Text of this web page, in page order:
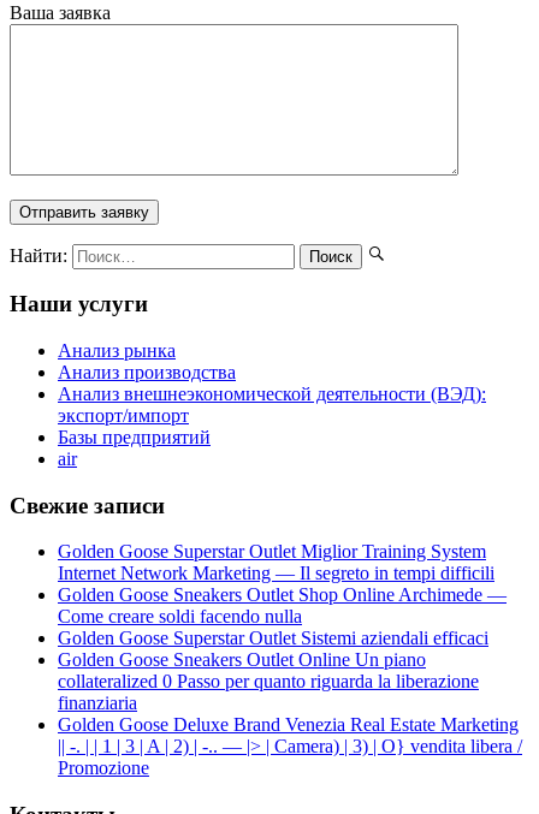
Ваша заявка
Найти:
Наши услуги
Анализ рынка
Анализ производства
Анализ внешнеэкономической деятельности (ВЭД):
экспорт/импорт
Базы предприятий
air
Свежие записи
Golden Goose Superstar Outlet Miglior Training System
Internet Network Marketing — Il segreto in tempi difficili
Golden Goose Sneakers Outlet Shop Online Archimede —
Come creare soldi facendo nulla
Golden Goose Superstar Outlet Sistemi aziendali efficaci
Golden Goose Sneakers Outlet Online Un piano
collateralized 0 Passo per quanto riguarda la liberazione
finanziaria
Golden Goose Deluxe Brand Venezia Real Estate Marketing
|| -. | | 1 | 3 | A | 2) | -.. — |> | Camera) | 3) | O} vendita libera /
Promozione